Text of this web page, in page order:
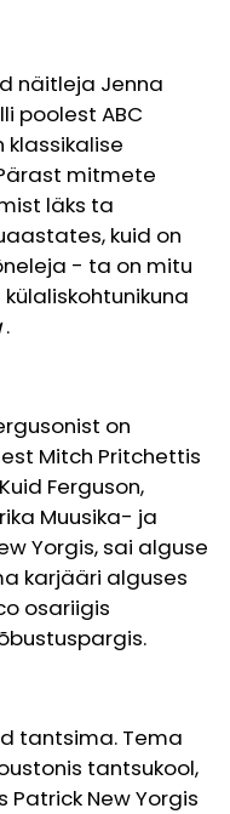
näitleja Jenna
poolest ABC
klassikalise
mitmete
läks ta
kuid on
- ta on mitu
.
on
Mitch Pritchettis
Ferguson,
Muusika- ja
Yorgis, sai alguse
karjääri alguses
osariigis
tantsima. Tema
tantsukool,
Patrick New Yorgis